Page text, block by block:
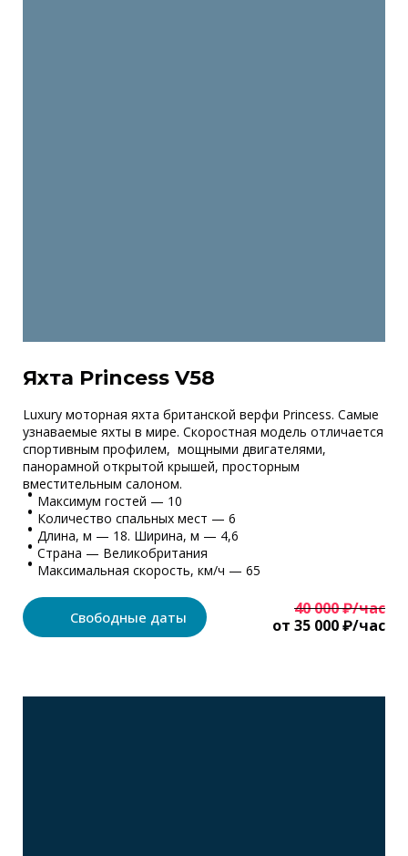
Яхта Princess V58
Luxury моторная яхта британской верфи Princess. Самые
узнаваемые яхты в мире. Скоростная модель отличается
спортивным профилем, мощными двигателями,
панорамной открытой крышей, просторным
вместительным салоном.
Максимум гостей — 10
Количество спальных мест — 6
Длина, м — 18. Ширина, м — 4,6
Страна — Великобритания
Максимальная скорость, км/ч — 65
Свободные даты
40 000 ₽/час
от 35 000 ₽/час